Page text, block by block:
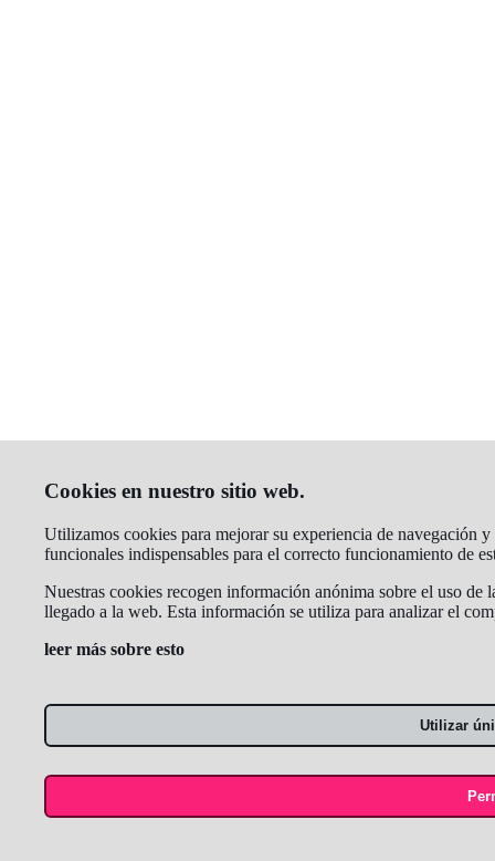
Cookies en nuestro sitio web.
Utilizamos cookies para mejorar su experiencia de navegación
funcionales indispensables para el correcto funcionamiento de
Nuestras cookies recogen información anónima sobre el uso de
llegado a la web. Esta información se utiliza para analizar el
leer más sobre esto
Utilizar